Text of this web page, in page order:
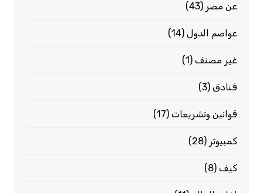
عن مصر (43)
عواصم الدول(14)
غير مصنف(1)
فنادق(3)
قوانين وتشريعات(17)
كمبيوتر (28)
كيف(8)